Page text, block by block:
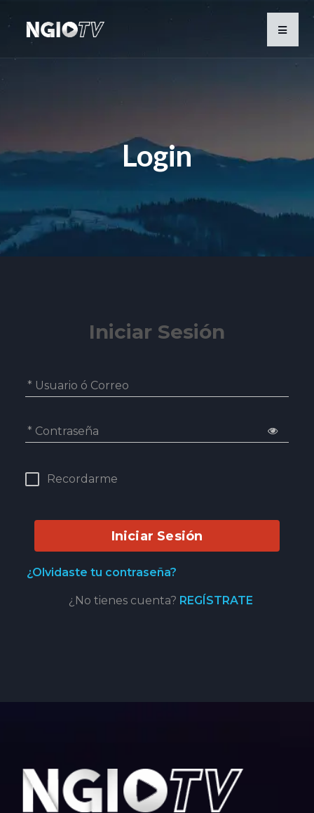
Login
Iniciar Sesión
* Usuario ó Correo
* Contraseña
Recordarme
Iniciar Sesión
¿Olvidaste tu contraseña?
¿No tienes cuenta? REGÍSTRATE